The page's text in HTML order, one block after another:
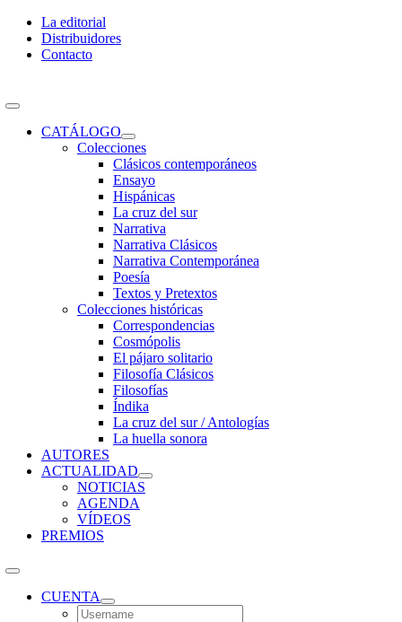
Skip
content
La editorial
Distribuidores
Contacto
Toggle
NavigationCATÁLOGO
Colecciones
Clásicos contemporáneos
Ensayo
Hispánicas
La cruz del sur
Narrativa
Narrativa Clásicos
Narrativa Contemporánea
Poesía
Textos y Pretextos
Colecciones históricas
Correspondencias
Cosmópolis
El pájaro solitario
Filosofía Clásicos
Filosofías
Índika
La cruz del sur / Antologías
La huella sonora
AUTORES
ACTUALIDAD
NOTICIAS
AGENDA
VÍDEOS
PREMIOS
CUENTA
Username: